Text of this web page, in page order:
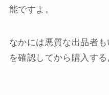
能ですよ。
なかには悪質な出品者
を確認してから購入する